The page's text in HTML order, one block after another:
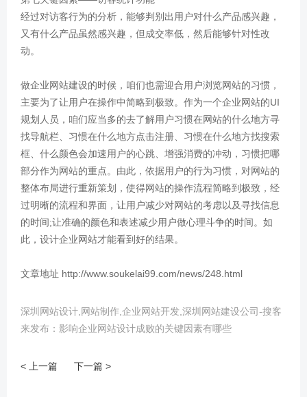
经过对访客行为的分析，能够判别出用户对什么产品感兴趣，
又有什么产品虽然感兴趣，但成交率低，然后能够针对性改
动。
做企业网站建设的时候，咱们也需迎合用户浏览网站的习惯，
主要为了让用户在操作中简略到极致。作为一个企业网站的UI
规划人员，咱们应当多的去了解用户习惯在网站的什么地方寻
找导航栏、习惯在什么地方点击注册、习惯在什么地方找搜索
框、什么颜色会加速用户的心跳、增强消费的冲动，习惯把哪
部分作为网站的重点。由此，依据用户的行为习惯，对网站的
整体布局进行重新策划，使得网站的操作流程简略到极致，经
过明晰的流程和界面，让用户减少对网站的考虑以及寻找信息
的时间;让准确的颜色和表述减少用户做心理斗争的时间。如
此，设计企业网站才能看到好的结果。
文章地址 http://www.soukelai99.com/news/248.html
深圳网站设计,网站制作,企业网站开发,深圳网站建设公司-搜客
来发布：影响企业网站设计成败的关键因素有哪些
< 上一篇 下一篇 >